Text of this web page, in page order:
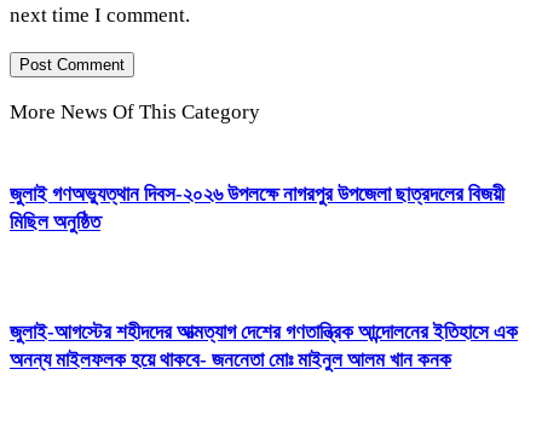
next time I comment.
More News Of This Category
জুলাই গণঅভ্যুত্থান দিবস-২০২৬ উপলক্ষে নাগরপুর উপজেলা ছাত্রদলের বিজয়ী
মিছিল অনুষ্ঠিত
জুলাই-আগস্টের শহীদদের আত্মত্যাগ দেশের গণতান্ত্রিক আন্দোলনের ইতিহাসে এক
অনন্য মাইলফলক হয়ে থাকবে- জননেতা মোঃ মাইনুল আলম খান কনক